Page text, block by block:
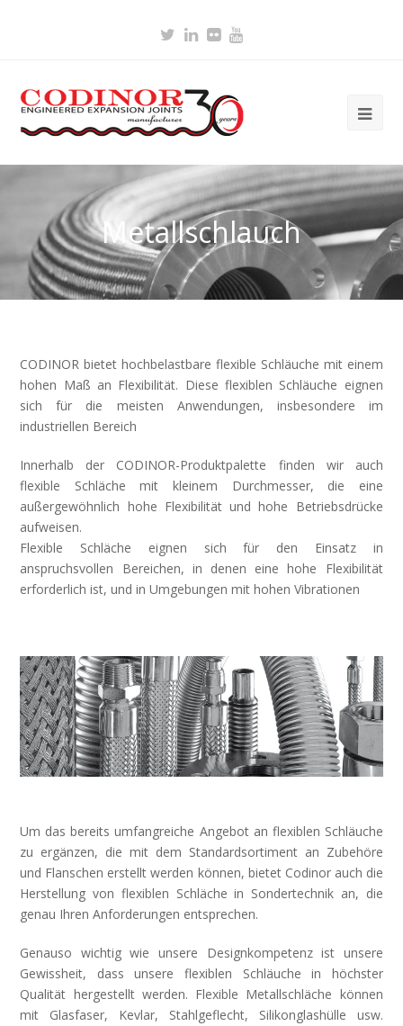
Twitter
LinkedIn
FlickrYoutube
Metallschlauch
CODINOR bietet hochbelastbare flexible Schläuche mit einem
hohen Maß an Flexibilität. Diese flexiblen Schläuche eignen
sich für die meisten Anwendungen, insbesondere im
industriellen Bereich
Innerhalb der CODINOR-Produktpalette finden wir auch
flexible Schläche mit kleinem Durchmesser, die eine
außergewöhnlich hohe Flexibilität und hohe Betriebsdrücke
aufweisen.
Flexible Schläche eignen sich für den Einsatz in
anspruchsvollen Bereichen, in denen eine hohe Flexibilität
erforderlich ist, und in Umgebungen mit hohen Vibrationen
Um das bereits umfangreiche Angebot an flexiblen Schläuche
zu ergänzen, die mit dem Standardsortiment an Zubehöre
und Flanschen erstellt werden können, bietet Codinor auch die
Herstellung von flexiblen Schläche in Sondertechnik an, die
genau Ihren Anforderungen entsprechen.
Genauso wichtig wie unsere Designkompetenz ist unsere
Gewissheit, dass unsere flexiblen Schläuche in höchster
Qualität hergestellt werden. Flexible Metallschläche können
mit Glasfaser, Kevlar, Stahlgeflecht, Silikonglashülle usw.